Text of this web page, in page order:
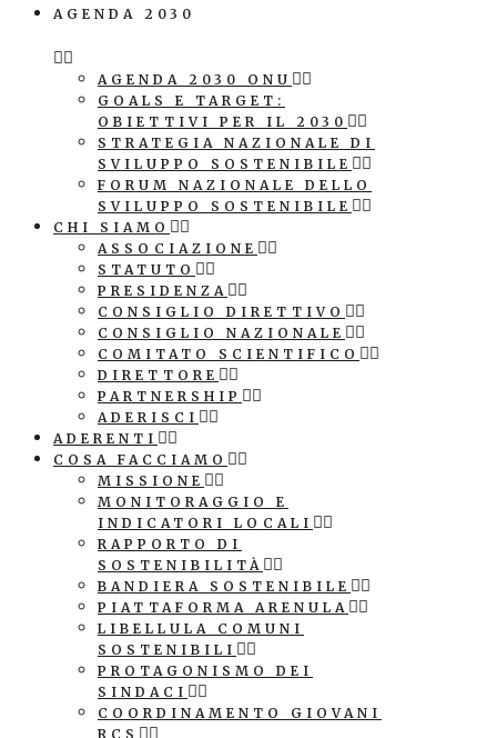
AGENDA 2030
AGENDA 2030 ONU
GOALS E TARGET:
OBIETTIVI PER IL 2030
STRATEGIA NAZIONALE DI
SVILUPPO SOSTENIBILE
FORUM NAZIONALE DELLO
SVILUPPO SOSTENIBILE
CHI SIAMO
ASSOCIAZIONE
STATUTO
PRESIDENZA
CONSIGLIO DIRETTIVO
CONSIGLIO NAZIONALE
COMITATO SCIENTIFICO
DIRETTORE
PARTNERSHIP
ADERISCI
ADERENTI
COSA FACCIAMO
MISSIONE
MONITORAGGIO E
INDICATORI LOCALI
RAPPORTO DI
SOSTENIBILITÀ
BANDIERA SOSTENIBILE
PIATTAFORMA ARENULA
LIBELLULA COMUNI
SOSTENIBILI
PROTAGONISMO DEI
SINDACI
COORDINAMENTO GIOVANI
RCS